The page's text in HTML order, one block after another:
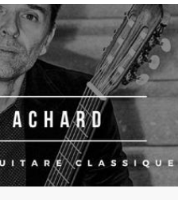
pièces pour luth par Jean-
pour guitare.